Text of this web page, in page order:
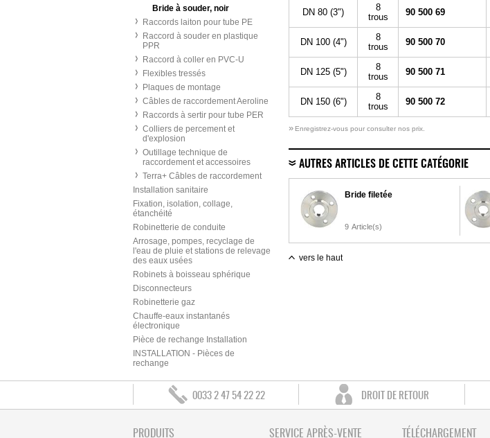
Bride à souder, noir
Raccords laiton pour tube PE
Raccord à souder en plastique
PPR
Raccord à coller en PVC-U
Flexibles tressés
Plaques de montage
Câbles de raccordement Aeroline
Raccords à sertir pour tube PER
Colliers de percement et
d'explosion
Outillage technique de
raccordement et accessoires
Terra+ Câbles de raccordement
Installation sanitaire
Fixation, isolation, collage,
étanchéité
Robinetterie de conduite
Arrosage, pompes, recyclage de
l'eau de pluie et stations de relevage
des eaux usées
Robinets à boisseau sphérique
Disconnecteurs
Robinetterie gaz
Chauffe-eaux instantanés
électronique
Pièce de rechange Installation
INSTALLATION - Pièces de
rechange
DN 80 (3")
8
trous
90 500 69
DN 100 (4")
8
trous
90 500 70
DN 125 (5")
8
trous
90 500 71
DN 150 (6")
8
trous
90 500 72
» Enregistrez-vous pour consulter nos prix.
AUTRES ARTICLES DE CETTE CATÉGORIE
Bride filetée
9 Article(s)
vers le haut
0033 2 47 54 22 22 DROIT DE RETOUR
PRODUITS SERVICE APRÈS-VENTE TÉLÉCHARGEMENT